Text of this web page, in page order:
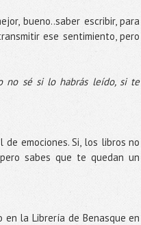
bueno..saber escribir, para
ese sentimiento, pero
no sé si lo habrás leído, si te
emociones. Si, los libros no
sabes que te quedan un
en la Librería de Benasque en